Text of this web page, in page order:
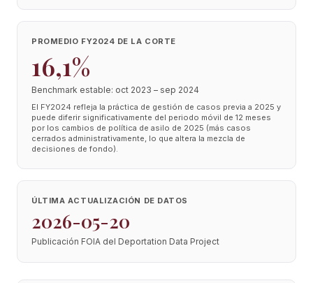
PROMEDIO FY2024 DE LA CORTE
16,1%
Benchmark estable: oct 2023 – sep 2024
El FY2024 refleja la práctica de gestión de casos previa a 2025 y
puede diferir significativamente del periodo móvil de 12 meses
por los cambios de política de asilo de 2025 (más casos
cerrados administrativamente, lo que altera la mezcla de
decisiones de fondo).
ÚLTIMA ACTUALIZACIÓN DE DATOS
2026-05-20
Publicación FOIA del Deportation Data Project